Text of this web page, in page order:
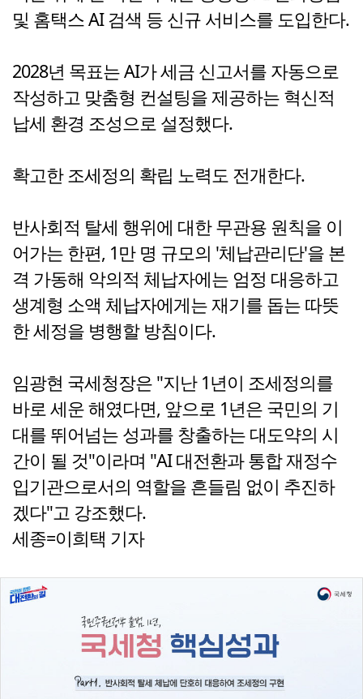
및 홈택스 AI 검색 등 신규 서비스를 도입한다.
2028년 목표는 AI가 세금 신고서를 자동으로
작성하고 맞춤형 컨설팅을 제공하는 혁신적
납세 환경 조성으로 설정했다.
확고한 조세정의 확립 노력도 전개한다.
반사회적 탈세 행위에 대한 무관용 원칙을 이
어가는 한편, 1만 명 규모의 '체납관리단'을 본
격 가동해 악의적 체납자에는 엄정 대응하고
생계형 소액 체납자에게는 재기를 돕는 따뜻
한 세정을 병행할 방침이다.
임광현 국세청장은 "지난 1년이 조세정의를
바로 세운 해였다면, 앞으로 1년은 국민의 기
대를 뛰어넘는 성과를 창출하는 대도약의 시
간이 될 것"이라며 "AI 대전환과 통합 재정수
입기관으로서의 역할을 흔들림 없이 추진하
겠다"고 강조했다.
세종=이희택 기자